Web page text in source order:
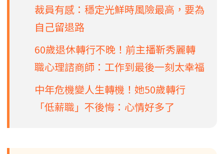
裁員有感：穩定光鮮時風險最高，要為
自己留退路
60歲退休轉行不晚！前主播靳秀麗轉
職心理諮商師：工作到最後一刻太幸福
中年危機變人生轉機！她50歲轉行
「低薪職」不後悔：心情好多了